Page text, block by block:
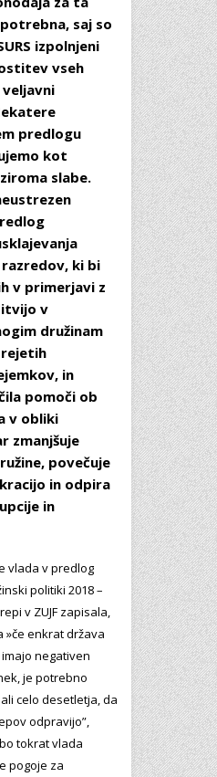
saj so
izpolnjeni
vseh
predlogu
kot
slabe.
ki bi
v primerjavi z
v
družinam
in
pomoči ob
v obliki
zmanjšuje
povečuje
in odpira
in
vlada v predlog
politiki 2018 –
v ZUJF zapisala,
»če enkrat država
negativen
je potrebno
celo desetletja, da
odpravijo”,
tokrat vlada
pogoje za